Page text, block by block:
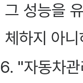
그 성능을
체하지 아
6. "자동차